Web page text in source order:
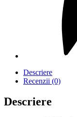
Descriere
Recenzii (0)
Descriere